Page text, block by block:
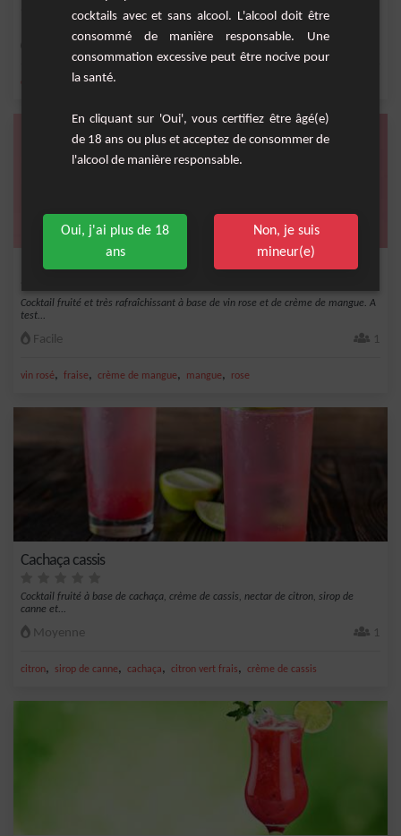
Un cocktail fruité allongé de tonic.
citron tonic,jus de fraise
Mangosa
Cocktail fruité et très rafraîchissant à base de vin rose et de crème de mangue. A
test...
Facile 1
vin rosé, fraise, crème de mangue, mangue, rose
Cachaça cassis
Cocktail fruité à base de cachaça, crème de cassis, nectar de citron, sirop de
canne et...
Moyenne 1
citron, sirop de canne, cachaça, citron vert frais, crème de cassis
cocktails avec et sans alcool. L'alcool doit être
consommé de manière responsable. Une
consommation excessive peut être nocive pour
la santé.
En cliquant sur 'Oui', vous certifiez être âgé(e)
de 18 ans ou plus et acceptez de consommer de
l'alcool de manière responsable.
Oui, j'ai plus de 18
ans
Non, je suis
mineur(e)